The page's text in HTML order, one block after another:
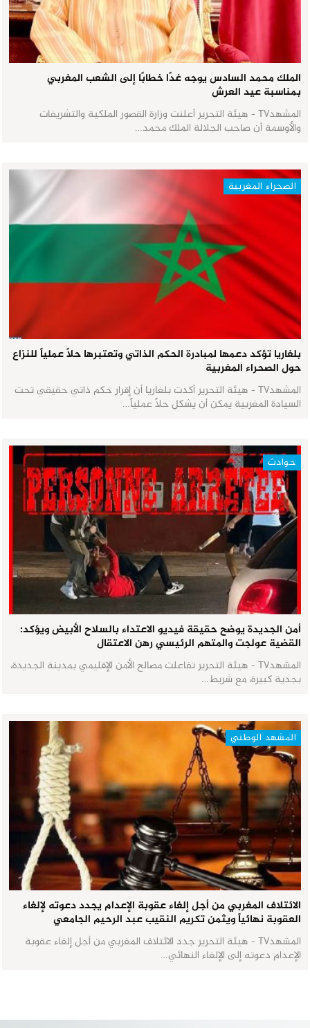
الملك محمد السادس يوجه غدًا خطابًا إلى الشعب المغربي
بمناسبة عيد العرش
المشهدTV - هيئة التحرير أعلنت وزارة القصور الملكية والتشريفات
والأوسمة أن صاحب الجلالة الملك محمد…
الصحراء المغربية
بلغاريا تؤكد دعمها لمبادرة الحكم الذاتي وتعتبرها حلاً عملياً للنزاع
حول الصحراء المغربية
المشهدTV - هيئة التحرير أكدت بلغاريا أن إقرار حكم ذاتي حقيقي تحت
السيادة المغربية يمكن أن يشكل حلاً عملياً…
حوادث
أمن الجديدة يوضح حقيقة فيديو الاعتداء بالسلاح الأبيض ويؤكد:
القضية عولجت والمتهم الرئيسي رهن الاعتقال
المشهدTV - هيئة التحرير تفاعلت مصالح الأمن الإقليمي بمدينة الجديدة،
بجدية كبيرة، مع شريط…
المشهد الوطني
الائتلاف المغربي من أجل إلغاء عقوبة الإعدام يجدد دعوته لإلغاء
العقوبة نهائياً ويثمن تكريم النقيب عبد الرحيم الجامعي
المشهدTV - هيئة التحرير جدد الائتلاف المغربي من أجل إلغاء عقوبة
الإعدام دعوته إلى الإلغاء النهائي…